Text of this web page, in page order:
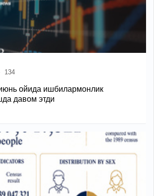
134
ойида ишбилармонлик
давом этди